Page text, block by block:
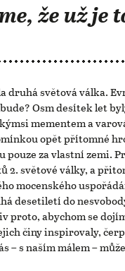
že už je
druhá světová válka.
Osm desítek let
mementem a
opět přítomné
pouze za vlastní zemi.
2. světové války, a
mocenského
desetiletí do
proto, abychom se
činy inspirovaly,
– s naším málem –